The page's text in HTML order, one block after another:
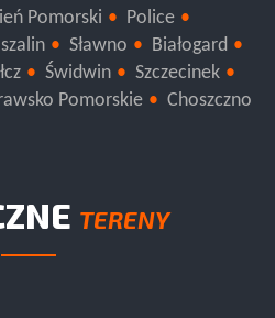
Goleniów
Pomorski
Police
Sławno
Białogard
Świdwin
Szczecinek